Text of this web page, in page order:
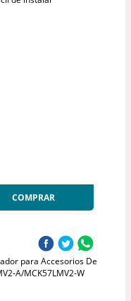
COMPRAR
para Accesorios De
MCK57LMV2‑W